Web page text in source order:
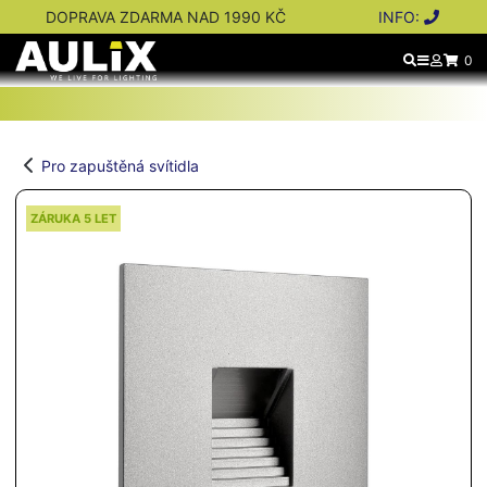
DOPRAVA ZDARMA NAD 1990 KČ INFO:
0
Pro zapuštěná svítidla
ZÁRUKA 5 LET